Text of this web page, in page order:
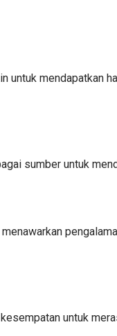
untuk mendapatkan
sumber untuk
untuk